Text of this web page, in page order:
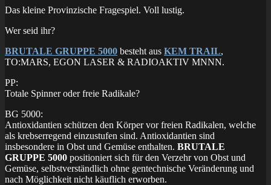
Das kleine Provinzische Fragespiel. Voll lustig.
Wer seid ihr?
BRUTALE GRUPPE 5000 besteht aus KEM TRAIL,
TO:MARS, EGON LASER & RADIOAKTIV MNNN.
PP:
Totale Spinner oder freie Radikale?
BG 5000:
Antioxidantien schützen den Körper vor freien Radikalen, welche
als krebserregend einzustufen sind. Antioxidantien sind
insbesondere in Obst und Gemüse enthalten. BRUTALE
GRUPPE 5000 positioniert sich für den Verzehr von Obst und
Gemüse, selbstverständlich ohne gentechnische Veränderung und
nach Möglichkeit nicht käuflich erworben.